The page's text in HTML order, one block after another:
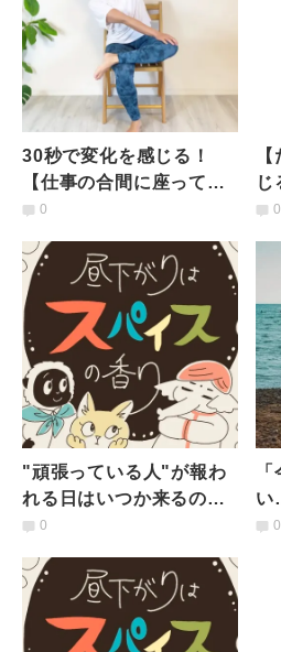
30秒で変化を感じる！
【仕事の合間に座ってで
きる】PC作業で縮こまっ
チ
0
じ
り0
"頑張っている人"が報わ
れる日はいつか来るの？
【連載 #昼下がりはスパ
0
い
わ0